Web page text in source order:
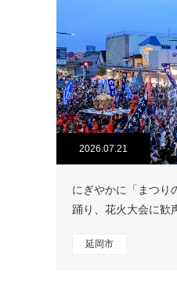
2026.07.21
にぎやかに「まつ
踊り、花火大会に歓
延岡市